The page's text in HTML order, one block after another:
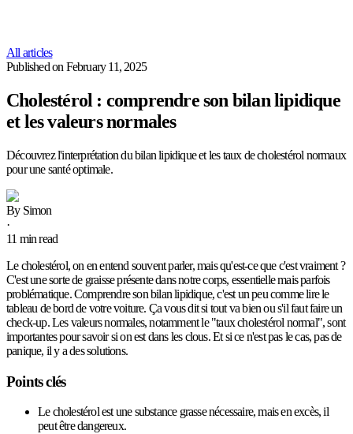
All articles
Published on February 11, 2025
Cholestérol : comprendre son bilan lipidique
et les valeurs normales
Découvrez l'interprétation du bilan lipidique et les taux de cholestérol normaux
pour une santé optimale.
By Simon
·
11 min read
Le cholestérol, on en entend souvent parler, mais qu'est-ce que c'est vraiment ?
C'est une sorte de graisse présente dans notre corps, essentielle mais parfois
problématique. Comprendre son bilan lipidique, c'est un peu comme lire le
tableau de bord de votre voiture. Ça vous dit si tout va bien ou s'il faut faire un
check-up. Les valeurs normales, notamment le "taux cholestérol normal", sont
importantes pour savoir si on est dans les clous. Et si ce n'est pas le cas, pas de
panique, il y a des solutions.
Points clés
Le cholestérol est une substance grasse nécessaire, mais en excès, il
peut être dangereux.